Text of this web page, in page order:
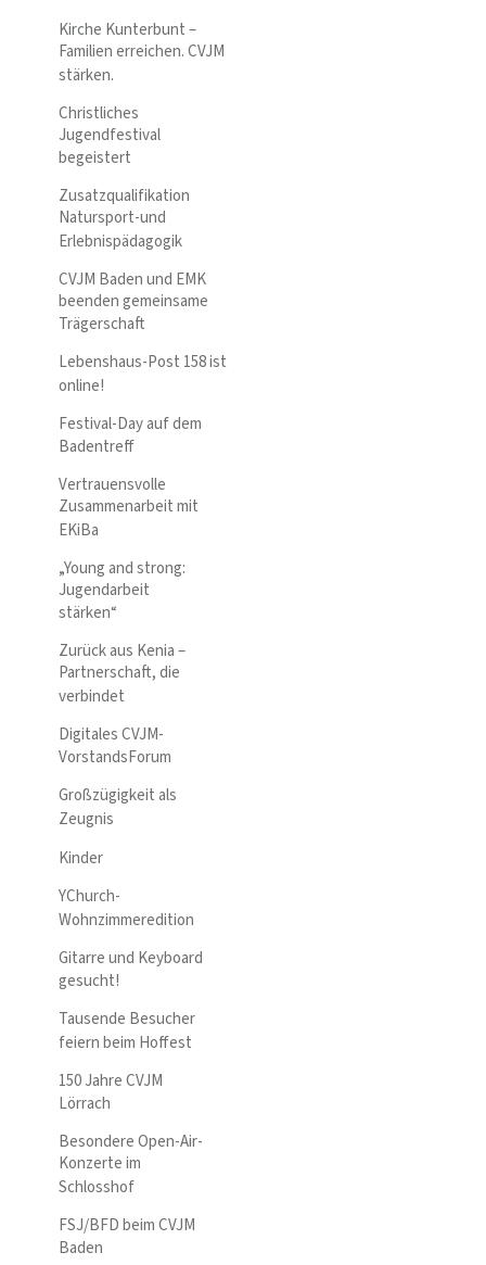
Kirche Kunterbunt –
Familien erreichen. CVJM
stärken.
Christliches
Jugendfestival
begeistert
Zusatzqualifikation
Natursport-und
Erlebnispädagogik
CVJM Baden und EMK
beenden gemeinsame
Trägerschaft
Lebenshaus-Post 158 ist
online!
Festival-Day auf dem
Badentreff
Vertrauensvolle
Zusammenarbeit mit
EKiBa
„Young and strong:
Jugendarbeit
stärken“
Zurück aus Kenia –
Partnerschaft, die
verbindet
Digitales CVJM-
VorstandsForum
Großzügigkeit als
Zeugnis
Kinder
YChurch-
Wohnzimmeredition
Gitarre und Keyboard
gesucht!
Tausende Besucher
feiern beim Hoffest
150 Jahre CVJM
Lörrach
Besondere Open-Air-
Konzerte im
Schlosshof
FSJ/BFD beim CVJM
Baden